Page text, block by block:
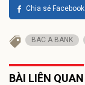
Chia sẻ Facebook
BAC A BANK
BÀI LIÊN QUAN